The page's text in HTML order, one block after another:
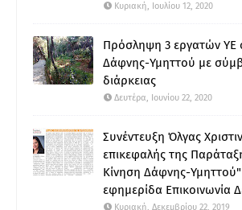
Κυριακή, Ιουλίου 12, 2020
Πρόσληψη 3 εργατών ΥΕ
Δάφνης-Υμηττού με
διάρκειας
Δευτέρα, Ιουνίου 22, 2020
Συνέντευξη Όλγας
επικεφαλής της
Κίνηση Δάφνης-
εφημερίδα Επικοινωνία
Κυριακή, Δεκεμβρίου 22, 2019